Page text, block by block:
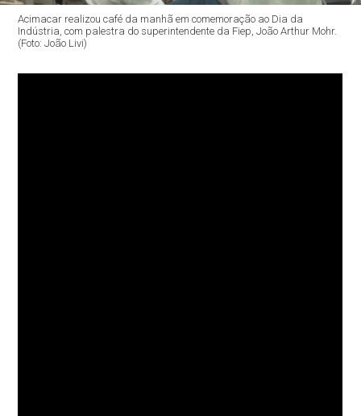
Acimacar realizou café da manhã em comemoração ao Dia da
Indústria, com palestra do superintendente da Fiep, João Arthur Mohr.
(Foto: João Livi)